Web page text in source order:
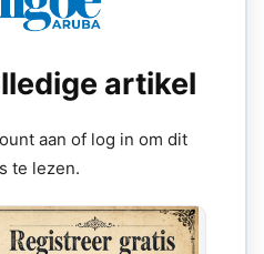
artikel
aan of log in om dit
te lezen.